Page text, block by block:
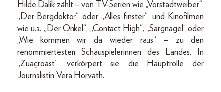
Hilde Dalik zählt – von TV-Serien wie „Vorstadtweiber“,
„Der Bergdoktor“ oder „Alles finster“, und Kinofilmen
wie u.a. „Der Onkel“, „Contact High“, „Sargnagel“ oder
„Wie kommen wir da wieder raus“ – zu den
renommiertesten Schauspielerinnen des Landes. In
„Zuagroast“ verkörpert sie die Hauptrolle der
Journalistin Vera Horvath.